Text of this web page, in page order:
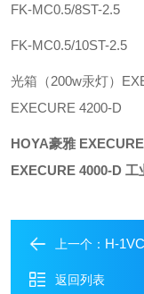
FK-MC0.5/8ST-2.5
FK-MC0.5/10ST-2.5
光箱（200w汞灯）
EXECURE 4200-D
HOYA豪雅
EXECURE 4000-D 工
上一个： H-1VCⅡ
返回列表